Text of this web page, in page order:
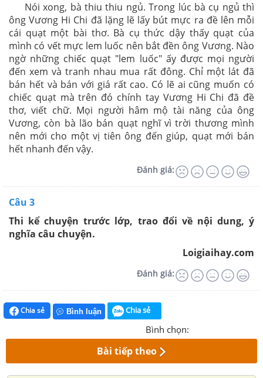
Nói xong, bà thiu thiu ngủ. Trong lúc bà cụ ngủ thì
ông Vương Hi Chi đã lặng lẽ lấy bút mực ra đề lên mỗi
cái quạt một bài thơ. Bà cụ thức dậy thấy quạt của
mình có vết mực lem luốc nên bắt đền ông Vương. Nào
ngờ những chiếc quạt "lem luốc" ấy được mọi người
đến xem và tranh nhau mua rất đông. Chỉ một lát đã
bán hết và bán với giá rất cao. Có lẽ ai cũng muốn có
chiếc quạt mà trên đó chính tay Vương Hi Chi đã đề
thơ, viết chữ. Mọi người hâm mộ tài năng của ông
Vương, còn bà lão bán quạt nghĩ vì trời thương mình
nên mới cho một vị tiên ông đến giúp, quạt mới bán
hết nhanh đến vậy.
Đánh giá:
Câu 3
Thi kể chuyện trước lớp, trao đổi về nội dung, ý
nghĩa câu chuyện.
Loigiaihay.com
Đánh giá:
Chia sẻ Bình luận Chia sẻ
Bình chọn:
Bài tiếp theo